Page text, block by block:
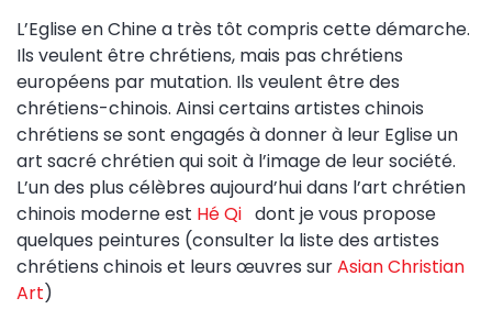
L’Eglise en Chine a très tôt compris cette démarche.
Ils veulent être chrétiens, mais pas chrétiens
européens par mutation. Ils veulent être des
chrétiens-chinois. Ainsi certains artistes chinois
chrétiens se sont engagés à donner à leur Eglise un
art sacré chrétien qui soit à l’image de leur société.
L’un des plus célèbres aujourd’hui dans l’art chrétien
chinois moderne est Hé Qi dont je vous propose
quelques peintures (consulter la liste des artistes
chrétiens chinois et leurs œuvres surAsian Christian
Art)